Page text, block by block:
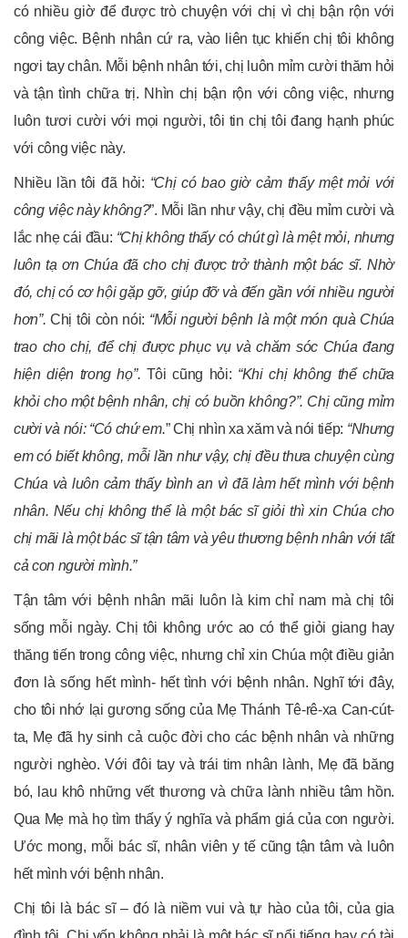
có nhiều giờ để được trò chuyện với chị vì chị bận rộn với
công việc. Bệnh nhân cứ ra, vào liên tục khiến chị tôi không
ngơi tay chân. Mỗi bệnh nhân tới, chị luôn mỉm cười thăm hỏi
và tận tình chữa trị. Nhìn chị bận rộn với công việc, nhưng
luôn tươi cười với mọi người, tôi tin chị tôi đang hạnh phúc
với công việc này.
Nhiều lần tôi đã hỏi: “Chị có bao giờ cảm thấy mệt mỏi với
công việc này không?”. Mỗi lần như vậy, chị đều mỉm cười và
lắc nhẹ cái đầu: “Chị không thấy có chút gì là mệt mỏi, nhưng
luôn tạ ơn Chúa đã cho chị được trở thành một bác sĩ. Nhờ
đó, chị có cơ hội gặp gỡ, giúp đỡ và đến gần với nhiều người
hơn”. Chị tôi còn nói: “Mỗi người bệnh là một món quà Chúa
trao cho chị, để chị được phục vụ và chăm sóc Chúa đang
hiện diện trong họ”. Tôi cũng hỏi: “Khi chị không thể chữa
khỏi cho một bệnh nhân, chị có buồn không?”. Chị cũng mỉm
cười và nói: “Có chứ em.” Chị nhìn xa xăm và nói tiếp: “Nhưng
em có biết không, mỗi lần như vậy, chị đều thưa chuyện cùng
Chúa và luôn cảm thấy bình an vì đã làm hết mình với bệnh
nhân. Nếu chị không thể là một bác sĩ giỏi thì xin Chúa cho
chị mãi là một bác sĩ tận tâm và yêu thương bệnh nhân với tất
cả con người mình.”
Tận tâm với bệnh nhân mãi luôn là kim chỉ nam mà chị tôi
sống mỗi ngày. Chị tôi không ước ao có thể giỏi giang hay
thăng tiến trong công việc, nhưng chỉ xin Chúa một điều giản
đơn là sống hết mình- hết tình với bệnh nhân. Nghĩ tới đây,
cho tôi nhớ lại gương sống của Mẹ Thánh Tê-rê-xa Can-cút-
ta, Mẹ đã hy sinh cả cuộc đời cho các bệnh nhân và những
người nghèo. Với đôi tay và trái tim nhân lành, Mẹ đã băng
bó, lau khô những vết thương và chữa lành nhiều tâm hồn.
Qua Mẹ mà họ tìm thấy ý nghĩa và phẩm giá của con người.
Ước mong, mỗi bác sĩ, nhân viên y tế cũng tận tâm và luôn
hết mình với bệnh nhân.
Chị tôi là bác sĩ – đó là niềm vui và tự hào của tôi, của gia